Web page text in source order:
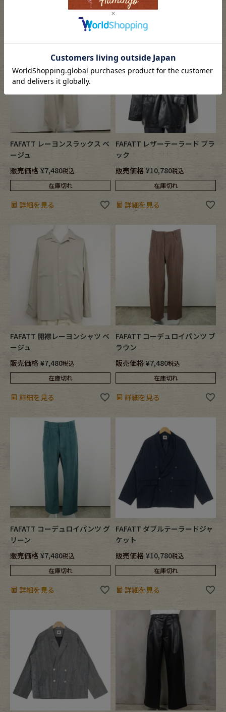
詳細を見る
FAFATT レーヨンスラックス ベ
ージュ
販売価格 ¥7,480税込
在庫切れ
詳細を見る
FAFATT レザーテーラード ブラ
ック
販売価格 ¥10,780税込
在庫切れ
詳細を見る
FAFATT 開襟レーヨンシャツ ベ
ージュ
販売価格 ¥7,480税込
在庫切れ
詳細を見る
FAFATT コーデュロイパンツ ブ
ラウン
販売価格 ¥7,480税込
在庫切れ
詳細を見る
FAFATT コーデュロイパンツ グ
リーン
販売価格 ¥7,480税込
在庫切れ
詳細を見る
FAFATT ダブルテーラードジャ
ケット
販売価格 ¥10,780税込
在庫切れ
詳細を見る